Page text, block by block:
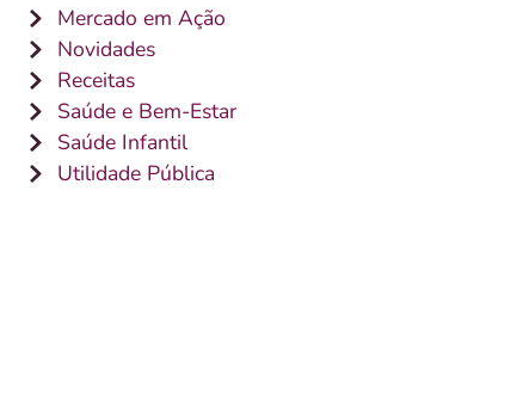
Mercado em Ação
Novidades
Receitas
Saúde e Bem-Estar
Saúde Infantil
Utilidade Pública